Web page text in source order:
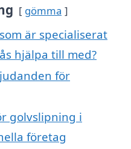
gömma
är specialiserat
hjälpa till med?
för
golvslipning i
företag